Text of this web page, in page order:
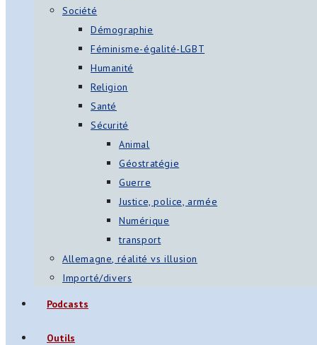
Société
Démographie
Féminisme-égalité-LGBT
Humanité
Religion
Santé
Sécurité
Animal
Géostratégie
Guerre
Justice, police, armée
Numérique
transport
Allemagne, réalité vs illusion
Importé/divers
Podcasts
Outils